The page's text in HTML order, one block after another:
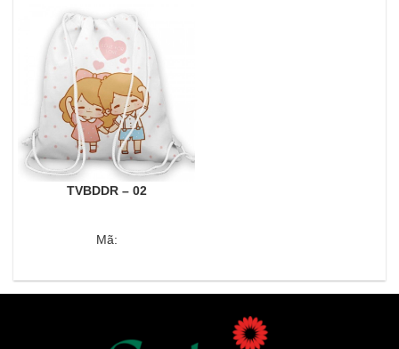
TVBDDR – 02
Mã: